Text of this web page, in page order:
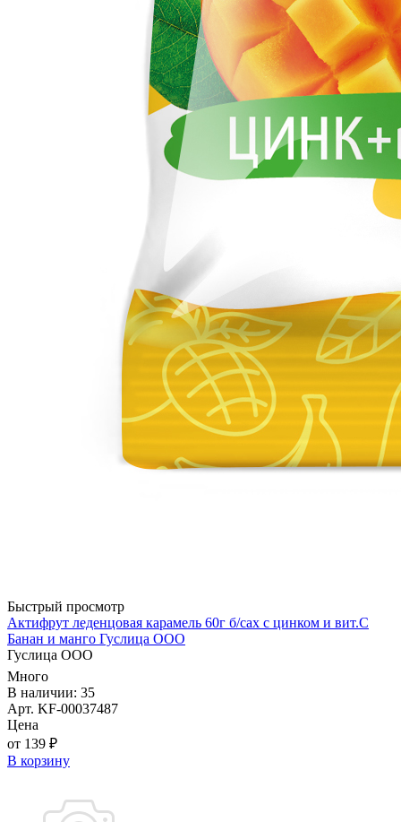
Быстрый просмотр
Актифрут леденцовая карамель 60г б/сах с цинком и вит.С
Банан и манго Гуслица ООО
Гуслица ООО
Много
В наличии: 35
Арт. KF-00037487
Цена
от 139 ₽
В корзину